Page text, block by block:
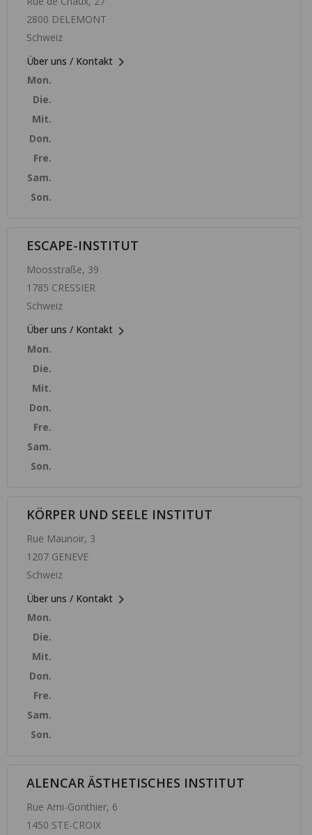
2800 DELEMONT
Schweiz
Über uns / Kontakt 
Mon.
Die.
Mit.
Don.
Fre.
Sam.
Son.
ESCAPE-INSTITUT
Moosstraße, 39
1785 CRESSIER
Schweiz
Über uns / Kontakt 
Mon.
Die.
Mit.
Don.
Fre.
Sam.
Son.
KÖRPER UND SEELE INSTITUT
Rue Maunoir, 3
1207 GENEVE
Schweiz
Über uns / Kontakt 
Mon.
Die.
Mit.
Don.
Fre.
Sam.
Son.
ALENCAR ÄSTHETISCHES INSTITUT
Rue Ami-Gonthier, 6
1450 STE-CROIX